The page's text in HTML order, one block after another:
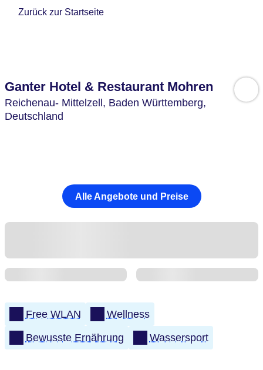
Zurück zur Startseite
Ganter Hotel & Restaurant Mohren
Reichenau- Mittelzell, Baden Württemberg,
Deutschland
Alle Angebote und Preise
Free WLAN
Wellness
Bewusste Ernährung
Wassersport